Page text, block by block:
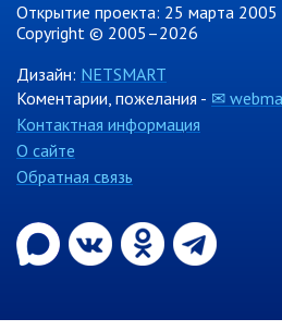
Открытие проекта: 25 марта 2005
Copyright © 2005–2026
Дизайн: NETSMART
Коментарии, пожелания - ✉
Контактная информация
О сайте
Обратная связь